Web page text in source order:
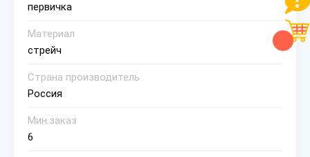
первичка
Материал
стрейч
Страна производитель
Россия
Мин.заказ
6